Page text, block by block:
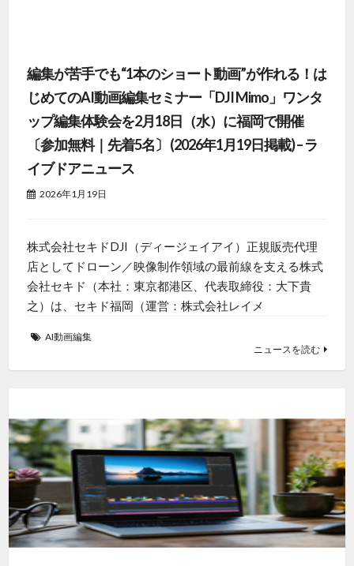
編集が苦手でも“1本のショート動画”が作れる！は
じめてのAI動画編集セミナー「DJI Mimo」ワンタ
ップ編集体験会を2月18日（水）に福岡で開催
〔参加無料｜先着5名〕 (2026年1月19日掲載) – ラ
イブドアニュース
2026年1月19日
株式会社セキドDJI（ディージェイアイ）正規販売代理
店としてドローン／映像制作領域の最前線を支える株式
会社セキド（本社：東京都港区、代表取締役：大下貴
之）は、セキド福岡（運営：株式会社レイメ
AI動画編集
ニュースを読む